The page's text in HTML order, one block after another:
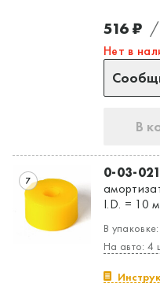
516 ₽ /
Нет в
В
7 0-03-021
I.D. = 10
В
На авто: 4